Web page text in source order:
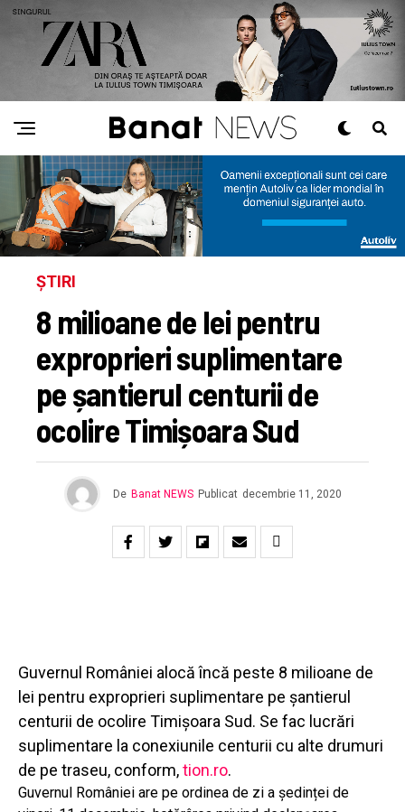
ȘTIRI
8 milioane de lei pentru
exproprieri suplimentare
pe șantierul centurii de
ocolire Timișoara Sud
De Banat NEWS Publicat decembrie 11, 2020
Guvernul României alocă încă peste 8 milioane de
lei pentru exproprieri suplimentare pe șantierul
centurii de ocolire Timișoara Sud. Se fac lucrări
suplimentare la conexiunile centurii cu alte drumuri
de pe traseu, conform,tion.ro.
Guvernul României are pe ordinea de zi a ședinței de